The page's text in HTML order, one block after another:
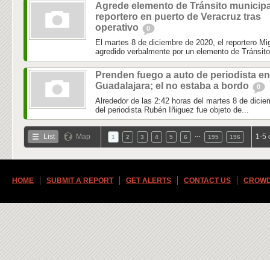
Agrede elemento de Tránsito
reportero en puerto de Veracruz tras
operativo
0
El martes 8 de diciembre de 2020, el reportero
agredido verbalmente por un elemento de
Prenden fuego a auto de periodista en
Guadalajara; el no estaba a bordo
0
Alrededor de las 2:42 horas del martes 8 de
del periodista Rubén Iñiguez fue objeto de...
List Map 1 2 3 4 5 6 195 196 1-5
HOME SUBMIT A REPORT GET ALERTS CONTACT US